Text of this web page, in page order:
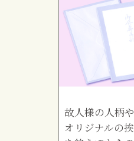
故人様の人柄
オリジナルの